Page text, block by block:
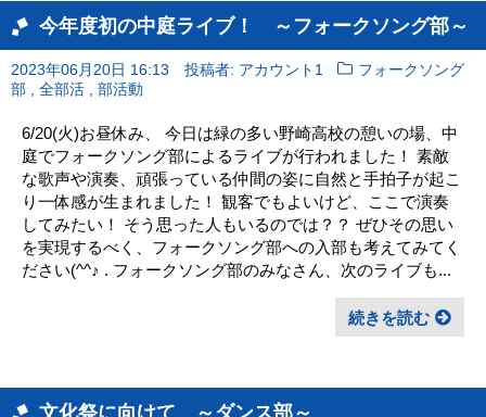
今年度初の中庭ライブ！ ～フォークソング部～
2023年06月20日 16:13 投稿者: アカウント1
フォークソング
部
全部活 部活動
6/20(火)お昼休み、 今日は緑の多い野崎高校の憩いの場、中
庭でフォークソング部によるライブが行われました！ 素敵
な歌声や演奏、頑張っている仲間の姿に自然と手拍子が起こ
り一体感が生まれました！ 観客でもよいけど、ここで演奏
してみたい！ そう思った人もいるのでは？？ ぜひその思い
を実現するべく、フォークソング部への入部も考えてみてく
ださい(^^♪ . フォークソング部のみなさん、次のライブも...
続きを読む
文化祭に向けて ～ダンス部～